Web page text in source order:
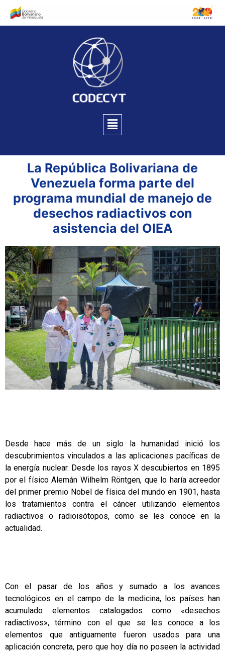
La República Bolivariana de
Venezuela forma parte del
programa mundial de manejo de
desechos radiactivos con
asistencia del OIEA
Desde hace más de un siglo la humanidad inició los
descubrimientos vinculados a las aplicaciones pacíficas de
la energía nuclear. Desde los rayos X descubiertos en 1895
por el físico Alemán Wilhelm Röntgen, que lo haría acreedor
del primer premio Nobel de física del mundo en 1901, hasta
los tratamientos contra el cáncer utilizando elementos
radiactivos o radioisótopos, como se les conoce en la
actualidad.
Con el pasar de los años y sumado a los avances
tecnológicos en el campo de la medicina, los países han
acumulado elementos catalogados como «desechos
radiactivos», término con el que se les conoce a los
elementos que antiguamente fueron usados para una
aplicación concreta, pero que hoy día no poseen la actividad